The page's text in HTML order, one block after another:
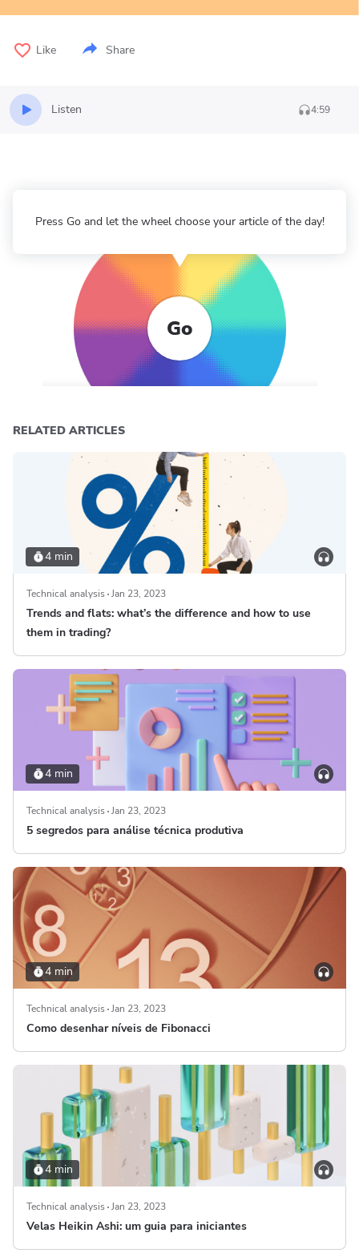
Like Share
Listen 4:59
Go
Press Go and let the wheel choose your article of the day!
RELATED ARTICLES
4 min
Technical analysis Jan 23, 2023
Trends and flats: what’s the difference and how to use
them in trading?
4 min
Technical analysis Jan 23, 2023
5 segredos para análise técnica produtiva
4 min
Technical analysis Jan 23, 2023
Como desenhar níveis de Fibonacci
4 min
Technical analysis Jan 23, 2023
Velas Heikin Ashi: um guia para iniciantes